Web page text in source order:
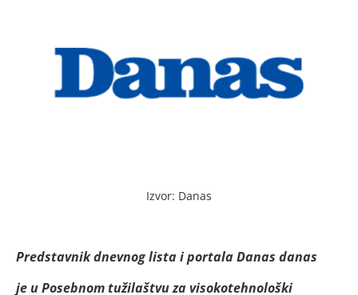
Izvor: Danas
Predstavnik dnevnog lista i portala Danas danas
je u Posebnom tužilaštvu za visokotehnološki